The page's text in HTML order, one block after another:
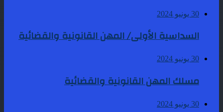
30 يونيو 2024
السداسية الأولى/ المهن القانونية والقضائية
30 يونيو 2024
مسلك المهن القانونية والقضائية
30 يونيو 2024